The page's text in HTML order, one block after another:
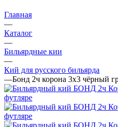
Главная
—
Каталог
—
Бильярдные кии
—
Кий для русского бильярда
—Бонд 2ч корона 3х3 чёрный